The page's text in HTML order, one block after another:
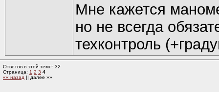
Мне кажется
но не всегда
техконтроль
Ответов в этой теме: 32
Страница: 1 2 3 4
«« назад || далее »»